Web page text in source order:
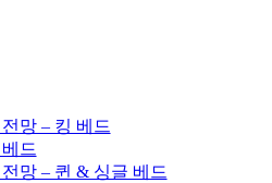
망 – 킹 베드
드
망 – 퀸 & 싱글 베드